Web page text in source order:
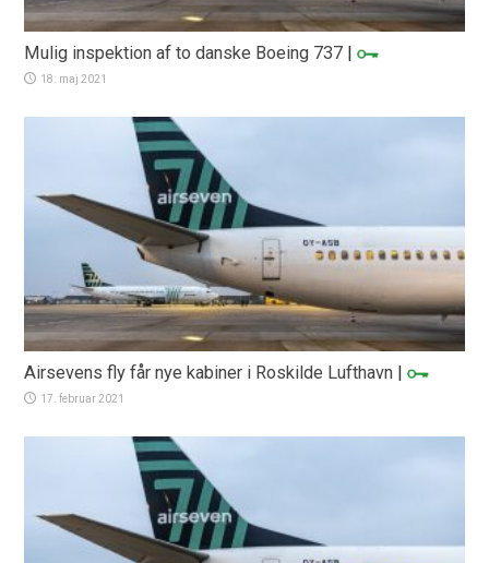
Mulig inspektion af to danske Boeing 737 |
18. maj 2021
Airsevens fly får nye kabiner i Roskilde Lufthavn |
17. februar 2021